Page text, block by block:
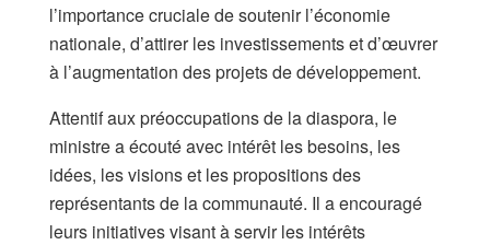
l’importance cruciale de soutenir l’économie
nationale, d’attirer les investissements et d’œuvrer
à l’augmentation des projets de développement.
Attentif aux préoccupations de la diaspora, le
ministre a écouté avec intérêt les besoins, les
idées, les visions et les propositions des
représentants de la communauté. Il a encouragé
leurs initiatives visant à servir les intérêts